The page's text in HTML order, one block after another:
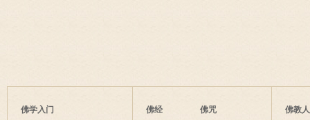
佛学入门
佛经
佛咒
佛教